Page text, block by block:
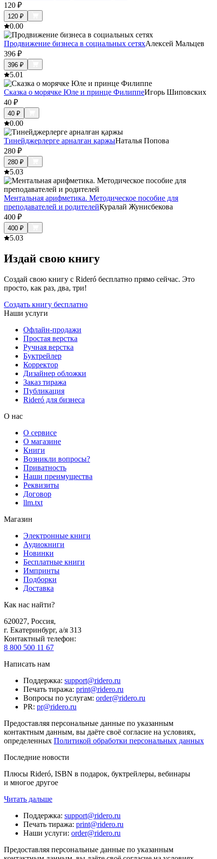
120 ₽
120 ₽
0.00
Продвижение бизнеса в социальных сетяхАлексей Мальцев
396 ₽
396 ₽
5.01
Сказка о морячке Юле и принце ФилиппеИгорь Шиповских
40 ₽
40 ₽
0.00
Тинейджерлерге арналған қаржыНаталья Попова
280 ₽
280 ₽
5.03
Ментальная арифметика. Методическое пособие для
преподавателей и родителейКуралай Жунисбекова
400 ₽
400 ₽
5.03
Издай свою книгу
Создай свою книгу с Rideró бесплатно прямо сейчас. Это
просто, как раз, два, три!
Создать книгу бесплатно
Наши услуги
Офлайн-продажи
Простая верстка
Ручная верстка
Буктрейлер
Корректор
Дизайнер обложки
Заказ тиража
Публикация
Rideró для бизнеса
О нас
О сервисе
О магазине
Книги
Возникли вопросы?
Приватность
Наши преимущества
Реквизиты
Договор
llm.txt
Магазин
Электронные книги
Аудиокниги
Новинки
Бесплатные книги
Импринты
Подборки
Доставка
Как нас найти?
620027, Россия,
г. Екатеринбург, а/я 313
Контактный телефон:
8 800 500 11 67
Написать нам
Поддержка: support@ridero.ru
Печать тиража: print@ridero.ru
Вопросы по услугам: order@ridero.ru
PR: pr@ridero.ru
Предоставляя персональные данные по указанным
контактным данным, вы даёте своё согласие на условиях,
определенных Политикой обработки персональных данных
Последние новости
Плюсы Rideró, ISBN в подарок, буктрейлеры, вебинары
и многое другое
Читать дальше
Поддержка: support@ridero.ru
Печать тиража: print@ridero.ru
Наши услуги: order@ridero.ru
Предоставляя персональные данные по указанным